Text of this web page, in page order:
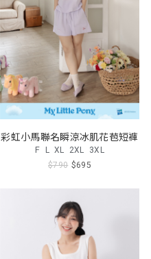
彩虹小馬聯名瞬涼冰肌花苞短褲
F L XL 2XL 3XL
$790 $695